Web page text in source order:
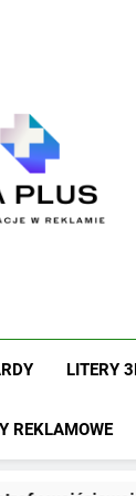
LITERY
REKLAMOWE